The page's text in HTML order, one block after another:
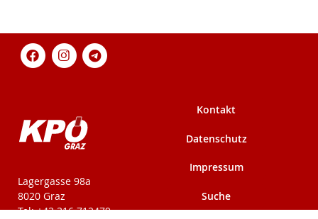
KPÖ-Steiermark
Lagergasse 98a
8020 Graz
Tel: +43 316 712479
Kontakt
Datenschutz
Impressum
Suche